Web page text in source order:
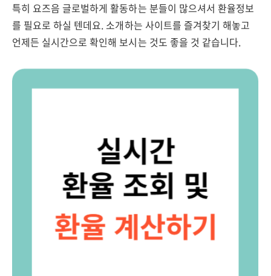
특히 요즈음 글로벌하게 활동하는 분들이 많으셔서 환율정보
를 필요로 하실 텐데요. 소개하는 사이트를 즐겨찾기 해놓고
언제든 실시간으로 확인해 보시는 것도 좋을 것 같습니다.